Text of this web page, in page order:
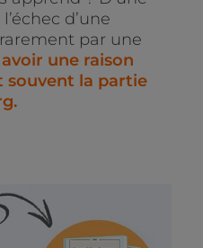
d’une
par une
une raison
souvent la partie